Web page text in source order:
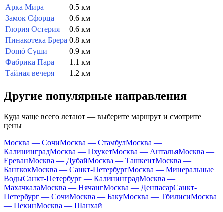
Арка Мира
0.5 км
Замок Сфорца
0.6 км
Глория Остерия
0.6 км
Пинакотека Брера 0.8 км
Domò Суши
0.9 км
Фабрика Пара
1.1 км
Тайная вечеря
1.2 км
Другие популярные направления
Куда чаще всего летают — выберите маршрут и смотрите
цены
Москва — СочиМосква — СтамбулМосква —
КалининградМосква — ПхукетМосква — АнтальяМосква —
ЕреванМосква — ДубайМосква — ТашкентМосква —
БангкокМосква — Санкт-ПетербургМосква — Минеральные
ВодыСанкт-Петербург — КалининградМосква —
МахачкалаМосква — НячангМосква — ДенпасарСанкт-
Петербург — СочиМосква — БакуМосква — ТбилисиМосква
— ПекинМосква — Шанхай